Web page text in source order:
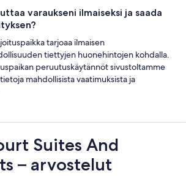
varaukseni ilmaiseksi ja saada
tarjoaa ilmaisen
tiettyjen huonehintojen kohdalla.
peruutuskäytännöt sivustoltamme
mahdollisista vaatimuksista ja
Suites And
– arvostelut